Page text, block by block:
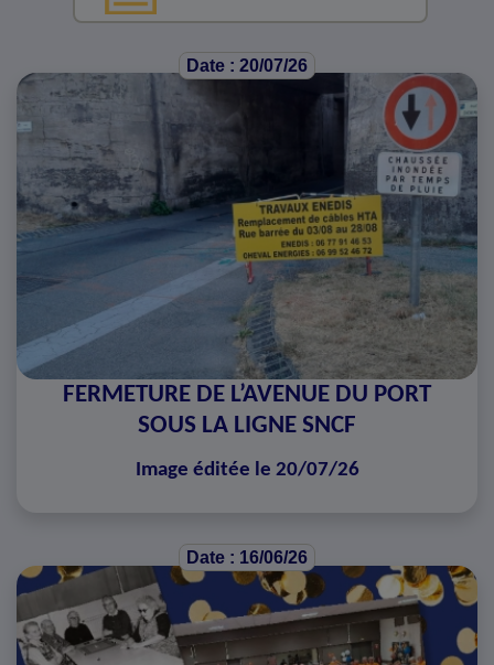
Date : 20/07/26
FERMETURE DE L’AVENUE DU PORT
SOUS LA LIGNE SNCF
Image éditée le 20/07/26
Date : 16/06/26